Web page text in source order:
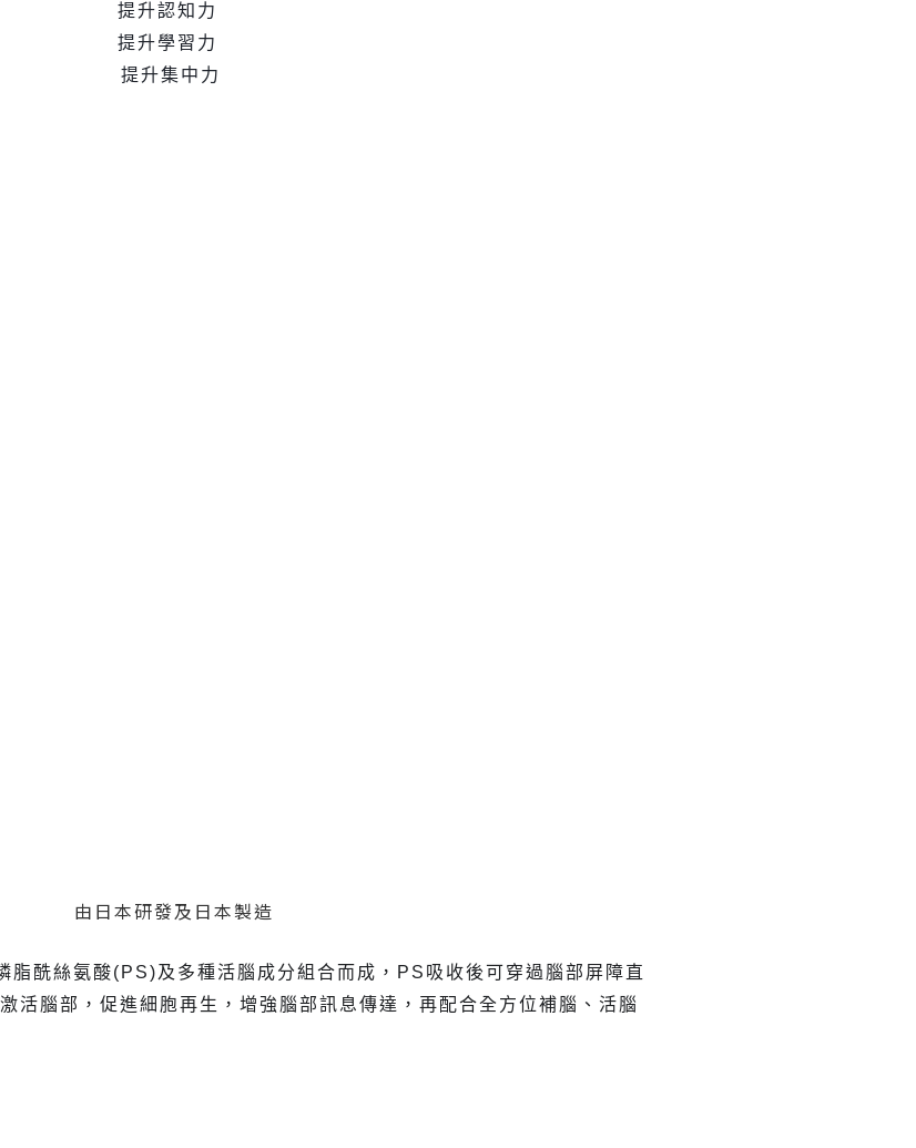
提升認知力
提升學習力
提升集中力
由日本研發及日本製造
脂酰絲氨酸(PS)及多種活腦成分組合而成，PS吸收後可穿過腦部屏障直
活腦部，促進細胞再生，增強腦部訊息傳達，再配合全方位補腦、活腦